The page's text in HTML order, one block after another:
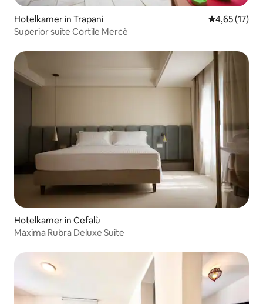
Hotelkamer in Trapani Gemiddelde
4,65 (17)
Superior suite Cortile Mercè
Hotelkamer in Cefalù
Maxima Rubra Deluxe Suite